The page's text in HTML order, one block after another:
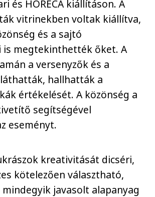
és HORECA kiállításon. A
vitrinekben voltak kiállítva,
és a sajtó
is megtekinthették őket. A
a versenyzők és a
hallhatták a
értékelését. A közönség a
segítségével
eseményt.
kreativitását dicséri,
kötelezően választható,
javasolt alapanyag